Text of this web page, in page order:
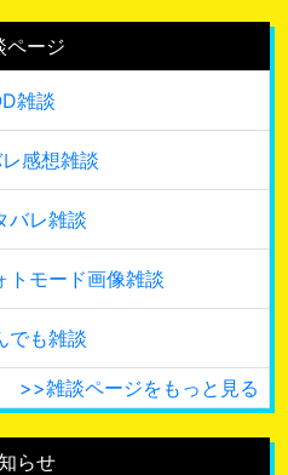
ページ
雑談
感想雑談
バレ雑談
トモード画像雑談
でも雑談
>>雑談ページをもっと見る
らせ